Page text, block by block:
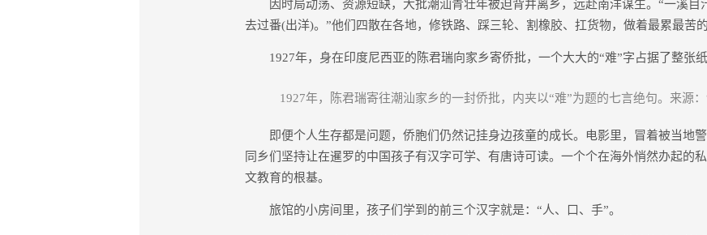
因时局动荡、资源短缺，大批潮汕青壮年被迫背井离乡，远赴南洋谋生。“一溪目
去过番(出洋)。”他们四散在各地，修铁路、踩三轮、割橡胶、扛货物，做着最累最苦的
1927年，身在印度尼西亚的陈君瑞向家乡寄侨批，一个大大的“难”字占据了整张纸
1927年，陈君瑞寄往潮汕家乡的一封侨批，内夹以“难”为题的七言绝句。来源
即便个人生存都是问题，侨胞们仍然记挂身边孩童的成长。电影里，冒着被当地警
同乡们坚持让在暹罗的中国孩子有汉字可学、有唐诗可读。一个个在海外悄然办起的
文教育的根基。
旅馆的小房间里，孩子们学到的前三个汉字就是：“人、口、手”。